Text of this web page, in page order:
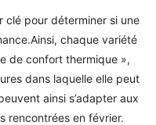
clé pour déterminer si une
chaque variété
de confort thermique »,
dans laquelle elle peut
ainsi s’adapter aux
rencontrées en février.